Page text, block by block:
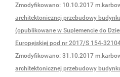
Zmodyfikowano: 10.10.2017
architektonicznej przebudowy
(opublikowane w Suplemencie do
Europejskiej pod nr 2017/S 154-
Zmodyfikowano: 31.10.2017
architektonicznej przebudowy